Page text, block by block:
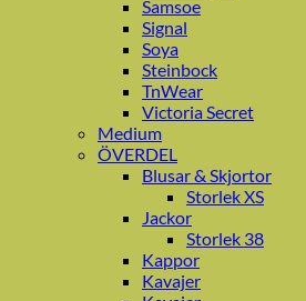
Samsoe
Signal
Soya
Steinbock
TnWear
Victoria Secret
Medium
ÖVERDEL
Blusar & Skjortor
Storlek XS
Jackor
Storlek 38
Kappor
Kavajer